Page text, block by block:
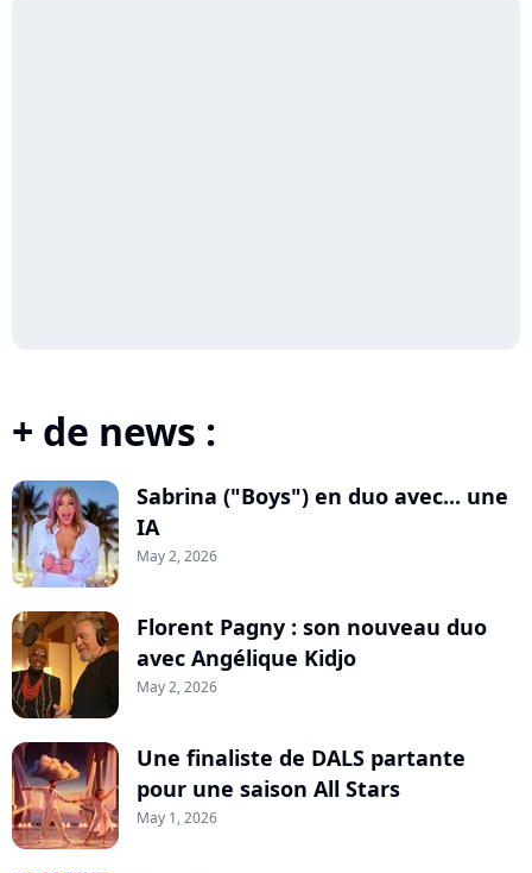
+ de news :
Sabrina ("Boys") en duo avec... une
IA
May 2, 2026
Florent Pagny : son nouveau duo
avec Angélique Kidjo
May 2, 2026
Une finaliste de DALS partante
pour une saison All Stars
May 1, 2026